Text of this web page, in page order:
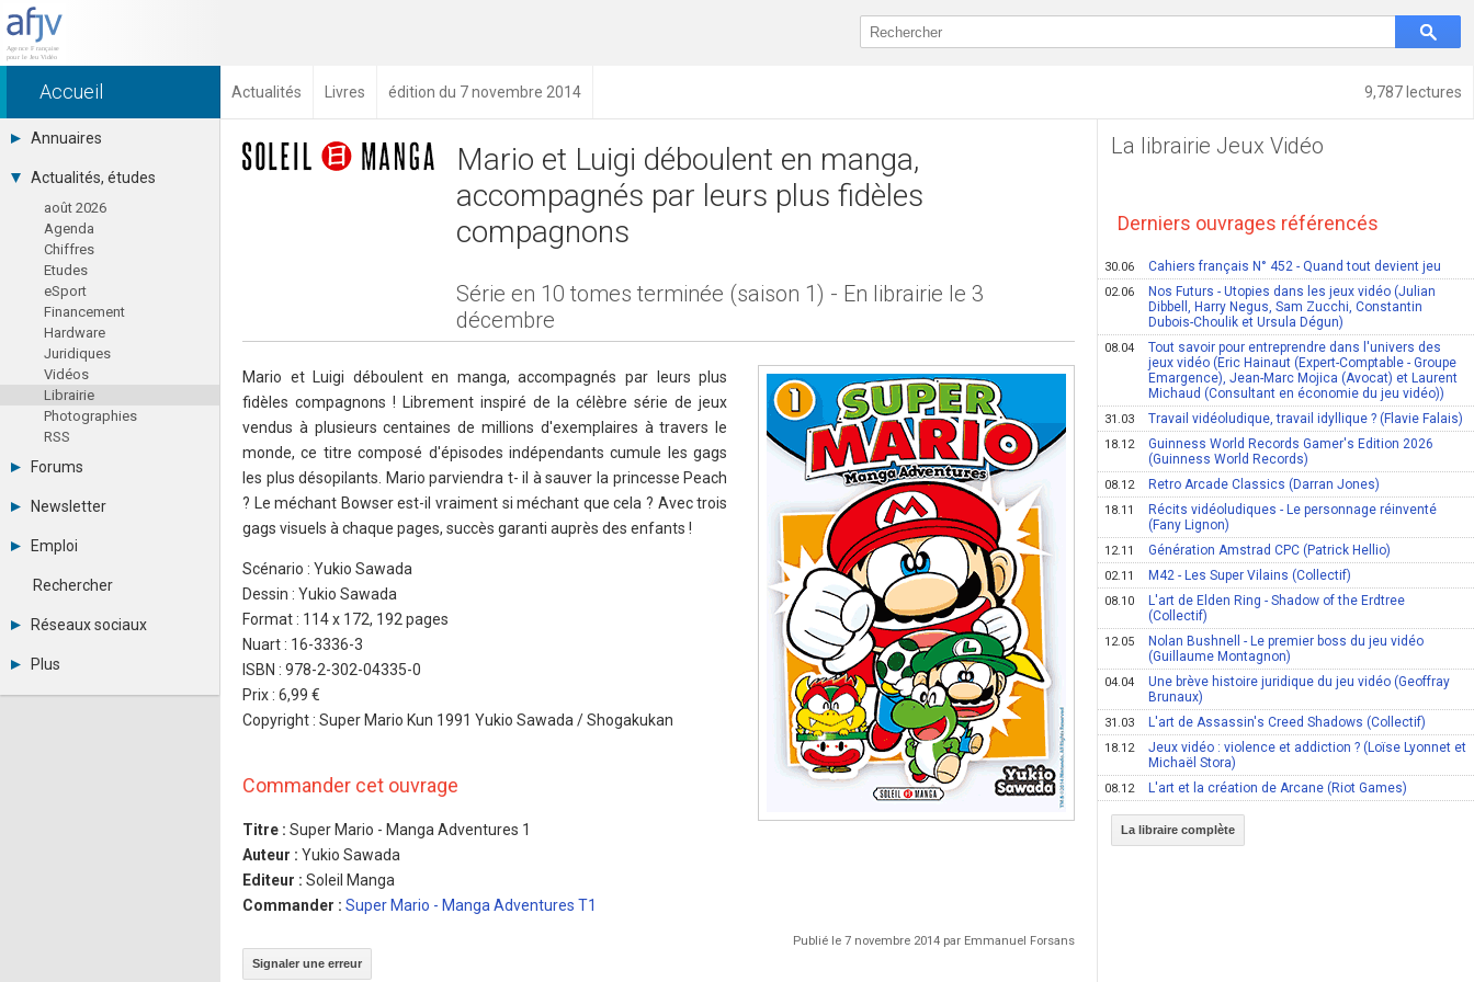
9,787 lectures
Accueil Actualités Livres édition du 7 novembre 2014
Annuaires
Toutes les sociétés (691)
Studios (418)
Editeurs (49)
Distributeurs (16)
Hard. / Accessoires (10)
Middlewares (15)
Prestataires (99)
Assoc. / Syndicats (21)
Formations / Ecoles (46)
Presse spécialisée (17)
Actualités, études
août 2026
Agenda
Chiffres
Etudes
eSport
Financement
Hardware
Juridiques
Vidéos
Librairie
Photographies
RSS
Forums
Tous les forums
Se connecter
Messages privés
Contacter un modérateur
Newsletter
Archives
Abonnement
Emploi
Consulter les annonces
Observatoire de l'emploi
Rechercher
Réseaux sociaux
LinkedIn
Plus
Annonceurs
Mario et Luigi déboulent en manga,
accompagnés par leurs plus fidèles
compagnons
Série en 10 tomes terminée (saison 1) - En librairie le 3
décembre
Mario et Luigi déboulent en manga, accompagnés par leurs plus
fidèles compagnons ! Librement inspiré de la célèbre série de jeux
vendus à plusieurs centaines de millions d'exemplaires à travers le
monde, ce titre composé d'épisodes indépendants cumule les gags
les plus désopilants. Mario parviendra t- il à sauver la princesse Peach
? Le méchant Bowser est-il vraiment si méchant que cela ? Avec trois
gags visuels à chaque pages, succès garanti auprès des enfants !
Scénario : Yukio Sawada
Dessin : Yukio Sawada
Format : 114 x 172, 192 pages
Nuart : 16-3336-3
ISBN : 978-2-302-04335-0
Prix : 6,99 €
Copyright : Super Mario Kun 1991 Yukio Sawada / Shogakukan
Commander cet ouvrage
Titre : Super Mario - Manga Adventures 1
Auteur : Yukio Sawada
Editeur : Soleil Manga
Commander : Super Mario - Manga Adventures T1
Publié le 7 novembre 2014 par Emmanuel Forsans
Signaler une erreur
La librairie Jeux Vidéo
Derniers ouvrages référencés
30.06 Cahiers français N° 452 - Quand tout devient jeu
02.06
Nos Futurs - Utopies dans les jeux vidéo (Julian
Dibbell, Harry Negus, Sam Zucchi, Constantin
Dubois-Choulik et Ursula Dégun)
08.04
Tout savoir pour entreprendre dans l'univers des
jeux vidéo (Eric Hainaut (Expert-Comptable - Groupe
Emargence), Jean-Marc Mojica (Avocat) et Laurent
Michaud (Consultant en économie du jeu vidéo))
31.03 Travail vidéoludique, travail idyllique ? (Flavie Falais)
18.12
Guinness World Records Gamer's Edition 2026
(Guinness World Records)
08.12 Retro Arcade Classics (Darran Jones)
18.11
Récits vidéoludiques - Le personnage réinventé
(Fany Lignon)
12.11 Génération Amstrad CPC (Patrick Hellio)
02.11 M42 - Les Super Vilains (Collectif)
08.10
L'art de Elden Ring - Shadow of the Erdtree
(Collectif)
12.05
Nolan Bushnell - Le premier boss du jeu vidéo
(Guillaume Montagnon)
04.04
Une brève histoire juridique du jeu vidéo (Geoffray
Brunaux)
31.03 L'art de Assassin's Creed Shadows (Collectif)
18.12
Jeux vidéo : violence et addiction ? (Loïse Lyonnet et
Michaël Stora)
08.12 L'art et la création de Arcane (Riot Games)
La libraire complète